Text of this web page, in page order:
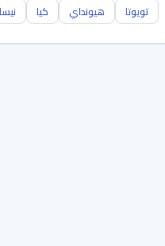
تويوتا هيونداي كيا